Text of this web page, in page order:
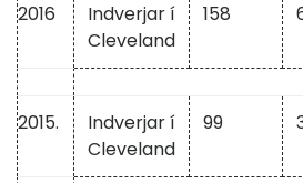
2016
Indverjar í
Cleveland
158
2015.
Indverjar í
Cleveland
99